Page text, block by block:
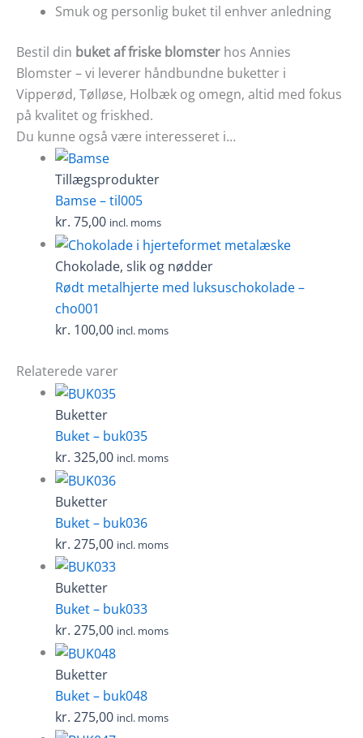
Smuk og personlig buket til enhver anledning
Bestil din buket af friske blomster hos Annies
Blomster – vi leverer håndbundne buketter i
Vipperød, Tølløse, Holbæk og omegn, altid med fokus
på kvalitet og friskhed.
Du kunne også være interesseret i…
Tillægsprodukter
Bamse – til005
kr. 75,00 incl. moms
Chokolade, slik og nødder
Rødt metalhjerte med luksuschokolade –
cho001
kr. 100,00 incl. moms
Relaterede varer
Buketter
Buket – buk035
kr. 325,00 incl. moms
Buketter
Buket – buk036
kr. 275,00 incl. moms
Buketter
Buket – buk033
kr. 275,00 incl. moms
Buketter
Buket – buk048
kr. 275,00 incl. moms